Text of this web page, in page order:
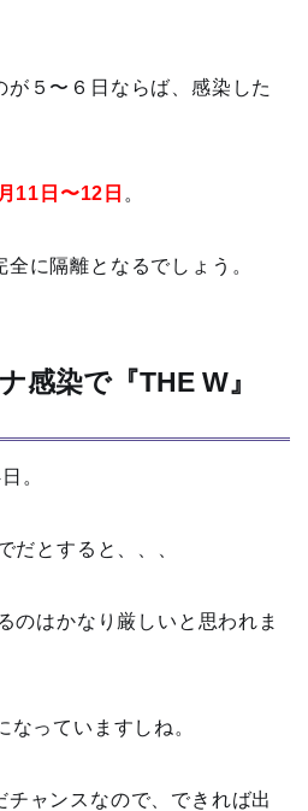
５〜６日ならば、感染した
11日〜12日 。
に隔離となるでしょう。
感染で『THE W』
。
だとすると、、、
のはかなり厳しいと思われま
っていますしね。
チャンスなので、できれば出